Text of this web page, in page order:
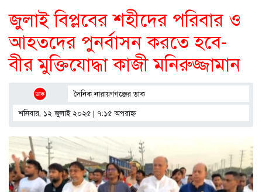
জুলাই বিপ্লবের শহীদের পরিবার ও
আহতদের পুনর্বাসন করতে হবে-
বীর মুক্তিযোদ্ধা কাজী মনিরুজ্জামান
দৈনিক নারায়ণগঞ্জের ডাক
শনিবার, ১২ জুলাই ২০২৫ | ৭:১৫ অপরাহ্ণ